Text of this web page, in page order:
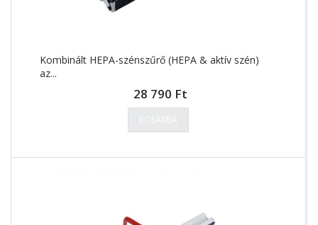
Kombinált HEPA-szénszűrő (HEPA & aktív szén)
az...
28 790 Ft